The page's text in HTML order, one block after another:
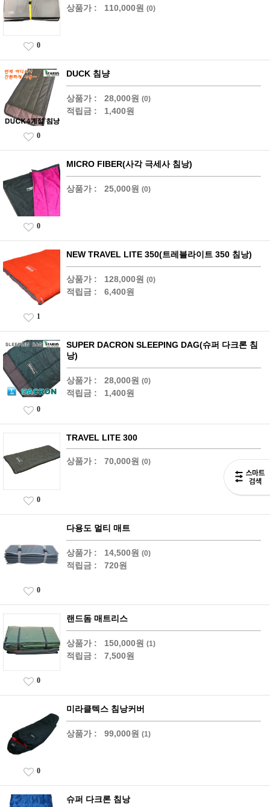
상품가 : 110,000원 (0)
0
DUCK 침냥
상품가 : 28,000원 (0)
적립금 : 1,400원
0
MICRO FIBER(사각 극세사 침낭)
상품가 : 25,000원 (0)
0
NEW TRAVEL LITE 350(트레블라이트 350 침낭)
상품가 : 128,000원 (0)
적립금 : 6,400원
1
SUPER DACRON SLEEPING DAG(슈퍼 다크론 침
낭)
상품가 : 28,000원 (0)
적립금 : 1,400원
0
TRAVEL LITE 300
상품가 : 70,000원 (0)
0
다용도 멀티 매트
상품가 : 14,500원 (0)
적립금 : 720원
0
랜드돔 매트리스
상품가 : 150,000원 (1)
적립금 : 7,500원
0
미라클텍스 침낭커버
상품가 : 99,000원 (1)
0
슈퍼 다크론 침낭